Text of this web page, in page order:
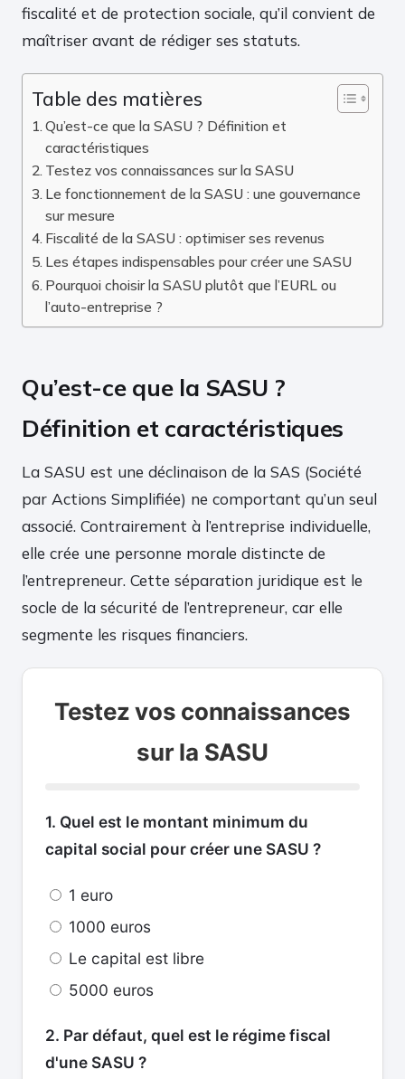
fiscalité et de protection sociale, qu’il convient de
maîtriser avant de rédiger ses statuts.
Table des matières
Qu’est-ce que la SASU ? Définition et
caractéristiques
Testez vos connaissances sur la SASU
Le fonctionnement de la SASU : une gouvernance
sur mesure
Fiscalité de la SASU : optimiser ses revenus
Les étapes indispensables pour créer une SASU
Pourquoi choisir la SASU plutôt que l’EURL ou
l’auto-entreprise ?
Qu’est-ce que la SASU ?
Définition et caractéristiques
La SASU est une déclinaison de la SAS (Société
par Actions Simplifiée) ne comportant qu’un seul
associé. Contrairement à l’entreprise individuelle,
elle crée une personne morale distincte de
l’entrepreneur. Cette séparation juridique est le
socle de la sécurité de l’entrepreneur, car elle
segmente les risques financiers.
Testez vos connaissances
sur la SASU
1. Quel est le montant minimum du
capital social pour créer une SASU ?
1 euro
1000 euros
Le capital est libre
5000 euros
2. Par défaut, quel est le régime fiscal
d'une SASU ?